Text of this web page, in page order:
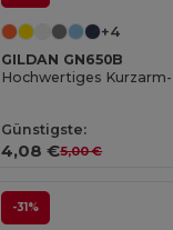
+4
GILDAN GN650B
Günstigste:
4,08 €5,00 €
-31%